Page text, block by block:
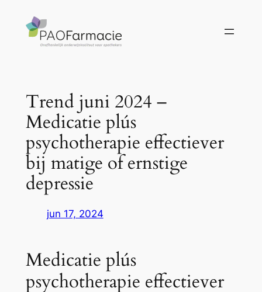
Trend juni 2024 –
Medicatie plús
psychotherapie effectiever
bij matige of ernstige
depressie
jun 17, 2024
Medicatie plús
psychotherapie effectiever